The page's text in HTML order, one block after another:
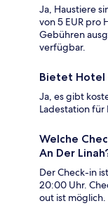
Ja, Haustiere
von 5 EUR pro
Gebühren
verfügbar.
Bietet Hotel
Ja, es gibt
Ladestation
Welche
An Der
Der Check-in
20:00 Uhr.
out ist möglich.